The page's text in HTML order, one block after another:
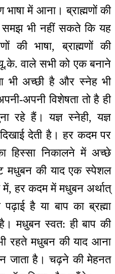
भाषा में आना। ब्राह्मणों की
समझ भी नहीं सकते कि यह
की भाषा, ब्राह्मणों की
वाले सभी को एक बनाने
भी अच्छी है और स्नेह भी
अपनी विशेषता तो है ही
रहे हैं। यज्ञ स्नेही, यज्ञ
देती है। हर कदम पर
हिस्सा निकालने में अच्छे
मधुबन की याद एक स्पेशल
में, हर कदम में मधुबन अर्थात्
है या बाप का ब्रह्मा
मधुबन स्वत: ही बाप की
रहते मधुबन की याद आना
जाता है। चढ़ने की मेहनत